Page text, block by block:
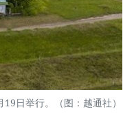
日举行。（图：越通社）